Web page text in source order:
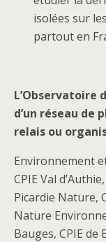
isolées sur
partout en
L’Observatoire
d’un réseau de
relais ou
Environnement
CPIE Val
Picardie Nature,
Nature
Bauges, CPIE